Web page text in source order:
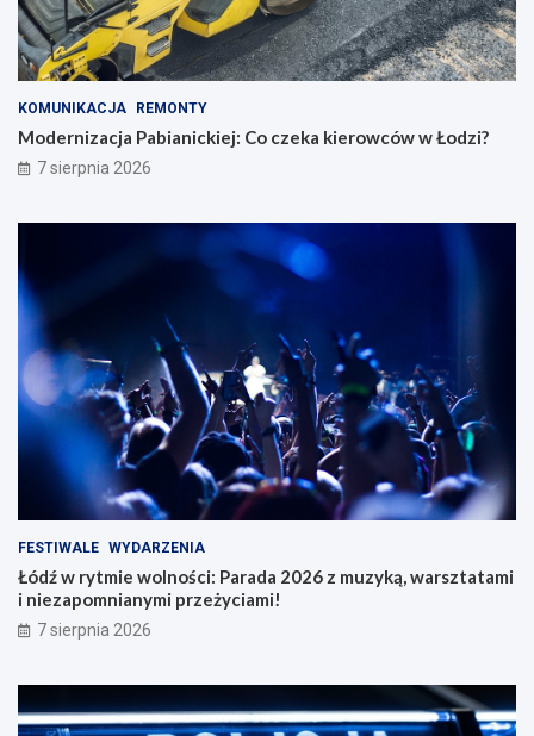
KOMUNIKACJA REMONTY
Modernizacja Pabianickiej: Co czeka kierowców w Łodzi?
7 sierpnia 2026
FESTIWALE WYDARZENIA
Łódź w rytmie wolności: Parada 2026 z muzyką, warsztatami
i niezapomnianymi przeżyciami!
7 sierpnia 2026